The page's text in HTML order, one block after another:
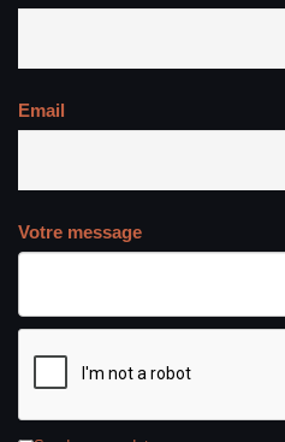
Email
Votre message